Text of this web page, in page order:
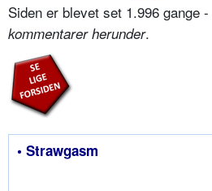
Siden er blevet set 1.996 gange -
kommentarer herunder.
• Strawgasm